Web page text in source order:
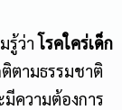
รู้ว่าโรคใคร่เด็ก
ตามธรรมชาติ
ความต้องการ